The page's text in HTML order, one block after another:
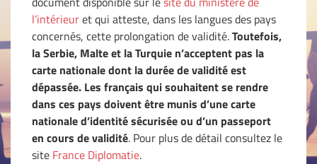
l’intérieuret qui atteste, dans les langues des pays
concernés, cette prolongation de validité.Toutefois,
la Serbie, Malte et la Turquie n’acceptent pas la
carte nationale dont la durée de validité est
dépassée. Les français qui souhaitent se rendre
dans ces pays doivent être munis d’une carte
nationale d’identité sécurisée ou d’un passeport
en cours de validité. Pour plus de détail consultez le
site France Diplomatie.